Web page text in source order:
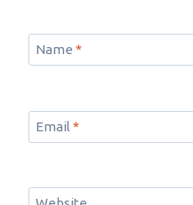
Name *
Email *